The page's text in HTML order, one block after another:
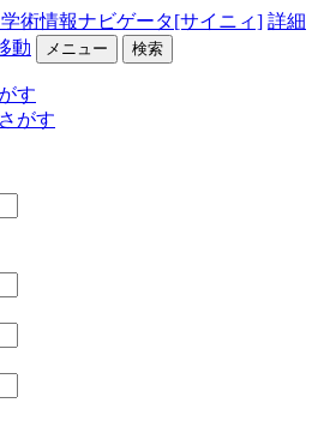
術情報ナビゲータ[サイニィ] 詳細
動 メニュー 検索
す
がす